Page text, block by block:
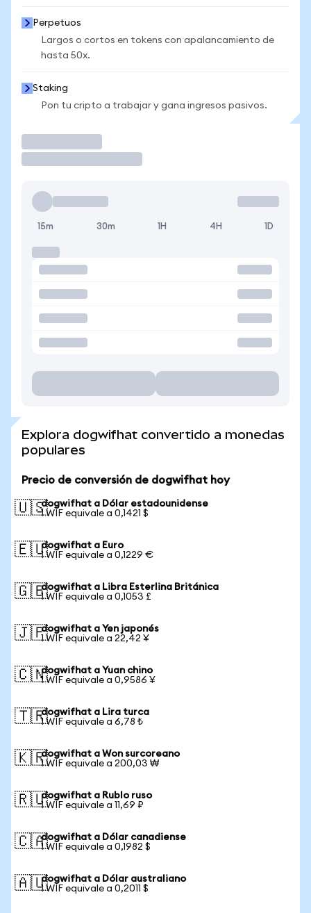
Perpetuos
Largos o cortos en tokens con apalancamiento de
hasta 50x.
Staking
Pon tu cripto a trabajar y gana ingresos pasivos.
15m 30m 1H 4H 1D
Explora dogwifhat convertido a monedas
populares
Precio de conversión de dogwifhat hoy
🇺🇸dogwifhat a Dólar estadounidense
1 WIF equivale a 0,1421 $
🇪🇺dogwifhat a Euro
1 WIF equivale a 0,1229 €
🇬🇧dogwifhat a Libra Esterlina Británica
1 WIF equivale a 0,1053 £
🇯🇵dogwifhat a Yen japonés
1 WIF equivale a 22,42 ¥
🇨🇳dogwifhat a Yuan chino
1 WIF equivale a 0,9586 ¥
🇹🇷dogwifhat a Lira turca
1 WIF equivale a 6,78 ₺
🇰🇷dogwifhat a Won surcoreano
1 WIF equivale a 200,03 ₩
🇷🇺dogwifhat a Rublo ruso
1 WIF equivale a 11,69 ₽
🇨🇦dogwifhat a Dólar canadiense
1 WIF equivale a 0,1982 $
🇦🇺dogwifhat a Dólar australiano
1 WIF equivale a 0,2011 $